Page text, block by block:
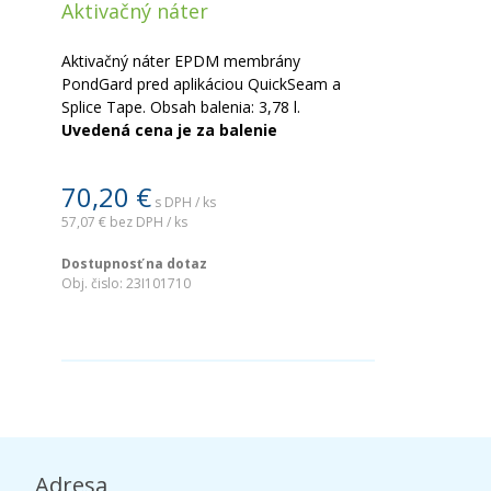
Aktivačný náter
Aktivačný náter EPDM membrány
PondGard pred aplikáciou QuickSeam a
Splice Tape. Obsah balenia: 3,78 l.
Uvedená cena je za balenie
70,20 € s DPH / ks
57,07 € bez DPH / ks
Dostupnosť na dotaz
Obj. čislo: 23I101710